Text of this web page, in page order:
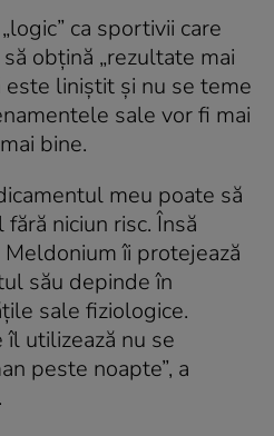
ca sportivii care
obțină „rezultate mai
este liniștit și nu se teme
sale vor fi mai
bine.
meu poate să
niciun risc. Însă
îi protejează
său depinde în
sale fiziologice.
îl utilizează nu se
peste noapte”, a